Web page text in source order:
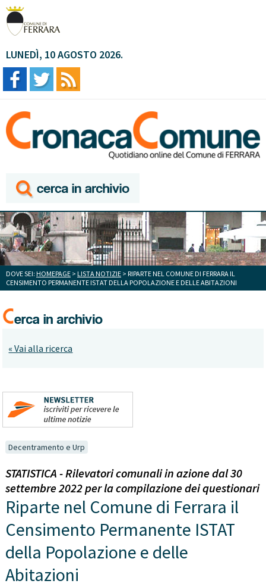
LUNEDÌ, 10 AGOSTO 2026.
DOVE SEI: HOMEPAGE > LISTA NOTIZIE > RIPARTE NEL COMUNE DI FERRARA IL
CENSIMENTO PERMANENTE ISTAT DELLA POPOLAZIONE E DELLE ABITAZIONI
« Vai alla ricerca
Decentramento e Urp
STATISTICA - Rilevatori comunali in azione dal 30
settembre 2022 per la compilazione dei questionari
Riparte nel Comune di Ferrara il
Censimento Permanente ISTAT
della Popolazione e delle
Abitazioni